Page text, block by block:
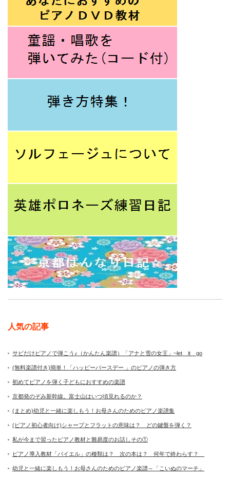
人気の記事
サビだけピアノで弾こう♪（かんたん楽譜）「アナと雪の女王」~let it go
(無料楽譜付き)簡単！「ハッピーバースデー 」のピアノの弾き方
初めてピアノを弾く子どもにおすすめの楽譜
京都発のぞみ新幹線。富士山はいつ頃見れるのか？
(まとめ)幼児と一緒に楽しもう！お母さんのためのピアノ楽譜集
(ピアノ初心者向け)シャープとフラットの意味は？ どの鍵盤を弾く？
私が今まで習ったピアノ教材と難易度のお話しその①
ピアノ導入教材「バイエル」の種類は？ 次の本は？ 何年で終わらす？
幼児と一緒に楽しもう！お母さんのためのピアノ楽譜～「こいぬのマーチ」